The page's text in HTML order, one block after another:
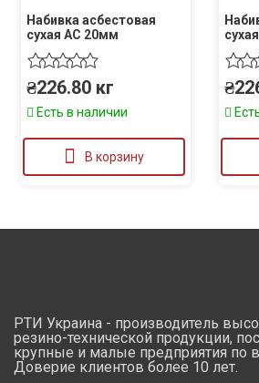
Набивка асбестовая
сухая АС 20мм
₴226.80 кг
Есть в наличии
В корзину
₴
РТИ Украина - производитель
резино-технической продукции,
крупные и малые предприятия по
Доверие клиентов более 10 лет.